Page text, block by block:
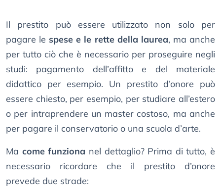
Il prestito può essere utilizzato non solo per
pagare le spese e le rette della laurea, ma anche
per tutto ciò che è necessario per proseguire negli
studi: pagamento dell’affitto e del materiale
didattico per esempio. Un prestito d’onore può
essere chiesto, per esempio, per studiare all’estero
o per intraprendere un master costoso, ma anche
per pagare il conservatorio o una scuola d’arte.
Ma come funziona nel dettaglio? Prima di tutto, è
necessario ricordare che il prestito d’onore
prevede due strade: